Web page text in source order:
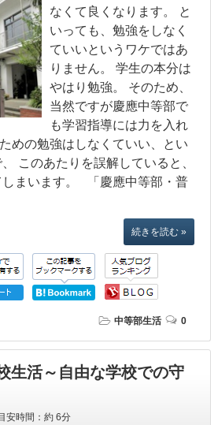
なくて良くなります。 と
いっても、勉強をしなく
ていいというワケではあ
りません。 学生の本分は
やはり勉強。 そのため、
当然ですが慶應中等部で
も学習指導には力を入れ
めの勉強はしなくていい、とい
このあたりを誤解していると、
しまいます。 「慶應中等部・普
続きを読む »
中等部生活 0
生活～自由な学校での守
安時間：約 6分